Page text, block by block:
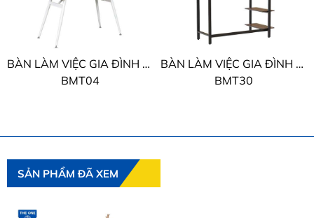
BÀN LÀM VIỆC GIA ĐÌNH THE ONE
BMT04
BÀN LÀM VIỆC GIA ĐÌNH THE ONE
BMT30
SẢN PHẨM ĐÃ XEM